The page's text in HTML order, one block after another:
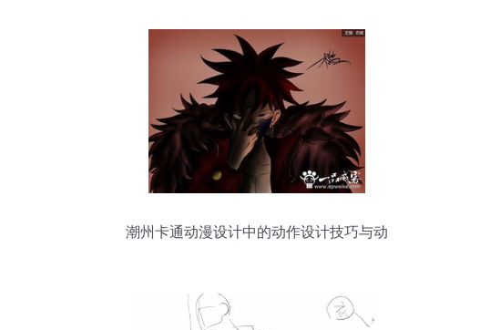
潮州卡通动漫设计中的动作设计技巧与动